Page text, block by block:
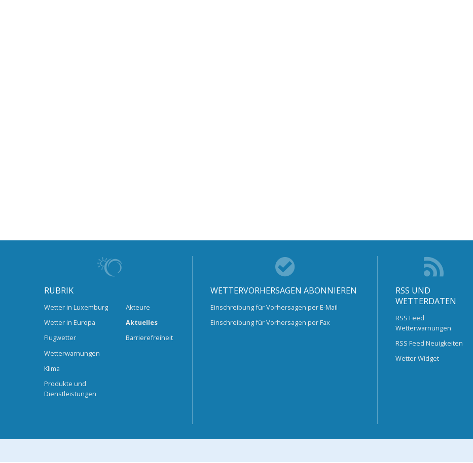
RUBRIK
Wetter in Luxemburg
Wetter in Europa
Flugwetter
Wetterwarnungen
Klima
Produkte und
Dienstleistungen
Akteure
Aktuelles
Barrierefreiheit
WETTERVORHERSAGEN ABONNIEREN
Einschreibung für Vorhersagen per E-Mail
Einschreibung für Vorhersagen per Fax
RSS UND
WETTERDATEN
RSS Feed
Wetterwarnungen
RSS Feed Neuigkeiten
Wetter Widget